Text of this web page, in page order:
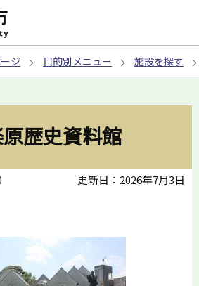
ジ 目的別メニュー 施設を探す
歴史資料館
更新日：2026年7月3日